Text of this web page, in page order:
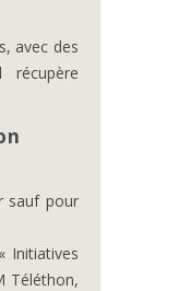
avec des
récupère
sauf pour
Initiatives
Téléthon,